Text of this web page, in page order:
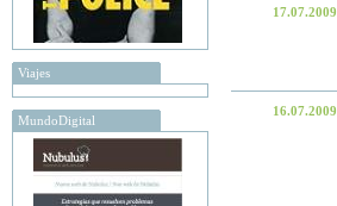
Viajes
MundoDigital
17.07.2009
16.07.2009